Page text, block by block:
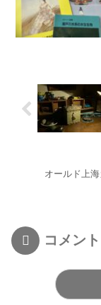
オールド上
コメント